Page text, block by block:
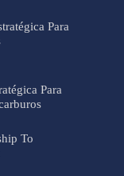
Para
Para
To